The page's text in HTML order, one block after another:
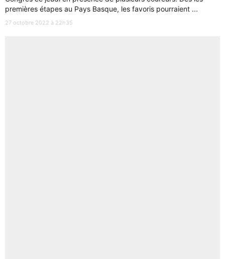
premières étapes au Pays Basque, les favoris pourraient ...
27 octobre 2022 à 22h35